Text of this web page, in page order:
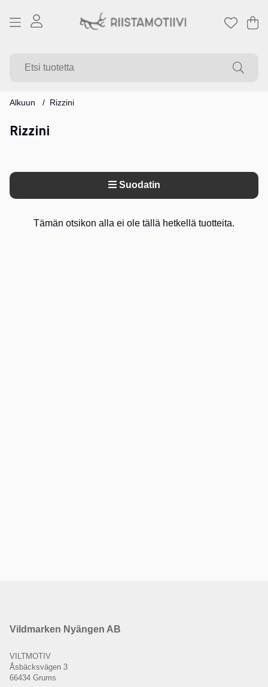
.
Alkuun Rizzini
Rizzini
Suodatin
TuotteetTämän otsikon alla ei ole tällä hetkellä tuotteita.
Vildmarken Nyängen AB
VILTMOTIV
Åsbäcksvägen 3
66434 Grums